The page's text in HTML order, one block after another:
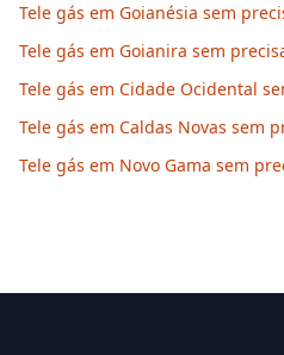
Tele gás em Goianésia sem
Tele gás em Goianira sem
Tele gás em Cidade Ocidental
Tele gás em Caldas Novas sem
Tele gás em Novo Gama sem